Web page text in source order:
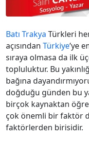
Batı Trakya Türkleri
açısından Türkiye’ye
sıraya olmasa da ilk
topluluktur. Bu
bağına
doğduğu günden bu
birçok kaynaktan
çok önemli bir faktör
faktörlerden birisidir.